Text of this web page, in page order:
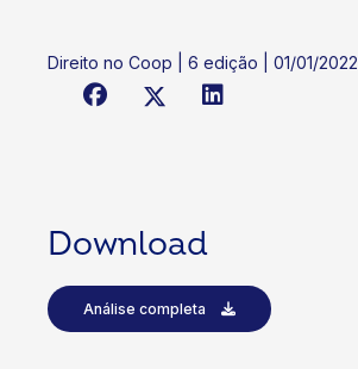
Direito no Coop | 6 edição | 01/01/2022
Download
Análise completa